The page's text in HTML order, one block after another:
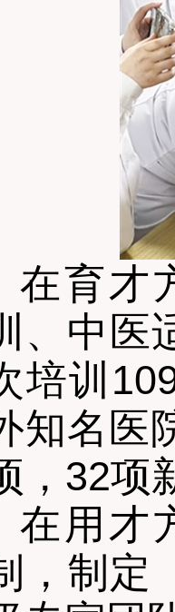
在育才
、中医
培训
知名医
，32项
在用才
，制定